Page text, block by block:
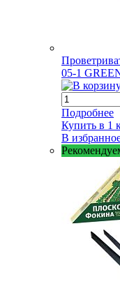
05-1
Подробнее
Купить в 1
В